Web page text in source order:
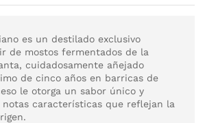
es un destilado exclusivo
de mostos fermentados de la
cuidadosamente añejado
de cinco años en barricas de
le otorga un sabor único y
notas características que reflejan la